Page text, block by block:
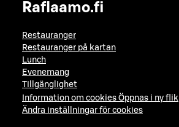
Raflaamo.fi
Restauranger
Restauranger på kartan
Lunch
Evenemang
Tillgänglighet
Information om cookies Öppnas i ny flik
Ändra inställningar för cookies